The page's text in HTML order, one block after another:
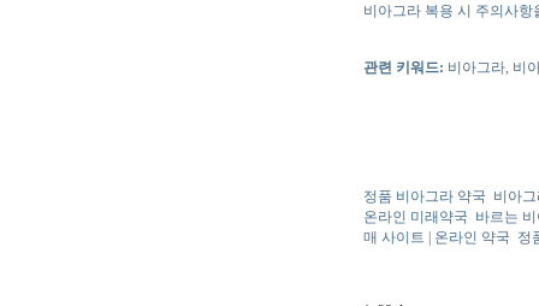
비아그라 복용 시 주의사
관련 키워드: 비아그라, 비
정품 비아그라 약국 비아
온라인 미래약국 바르는
매 사이트 | 온라인 약국 정